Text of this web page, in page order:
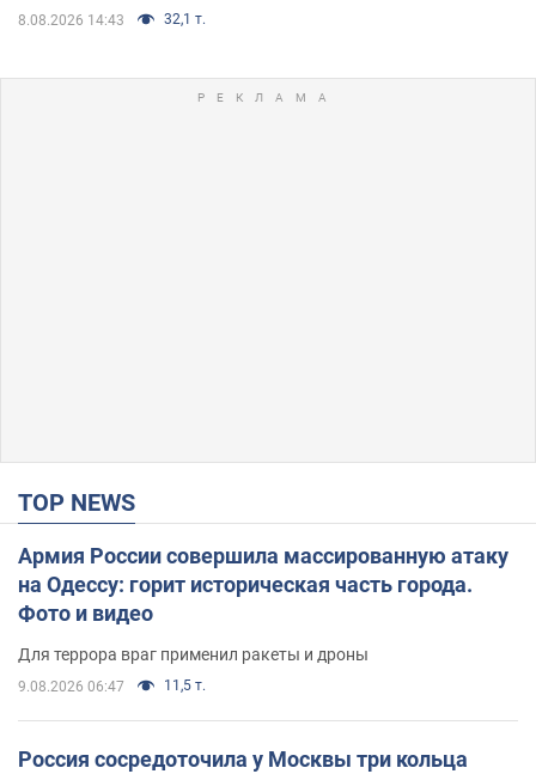
8.08.2026 14:43 32,1 т.
TOP NEWS
Армия России совершила массированную атаку
на Одессу: горит историческая часть города.
Фото и видео
Для террора враг применил ракеты и дроны
9.08.2026 06:47 11,5 т.
Россия сосредоточила у Москвы три кольца